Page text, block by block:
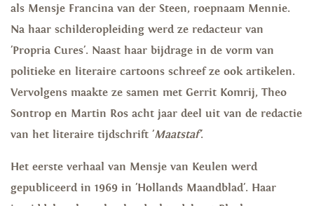
als Mensje Francina van der Steen, roepnaam Mennie.
Na haar schilderopleiding werd ze redacteur van
'Propria Cures'. Naast haar bijdrage in de vorm van
politieke en literaire cartoons schreef ze ook artikelen.
Vervolgens maakte ze samen met Gerrit Komrij, Theo
Sontrop en Martin Ros acht jaar deel uit van de redactie
van het literaire tijdschrift 'Maatstaf'.
Het eerste verhaal van Mensje van Keulen werd
gepubliceerd in 1969 in 'Hollands Maandblad'. Haar